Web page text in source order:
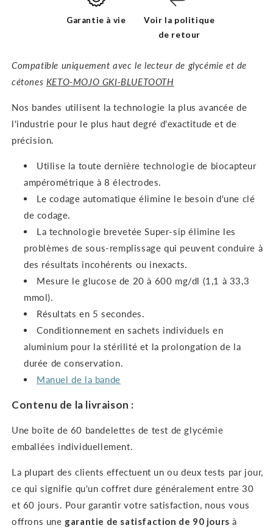
60)
de
glucose
60)
Garantie à vie
Voir la politique
de retour
Compatible uniquement avec le lecteur de glycémie et de
cétones KETO-MOJO GKI-BLUETOOTH
Nos bandes utilisent la technologie la plus avancée de
l'industrie pour le plus haut degré d'exactitude et de
précision.
Utilise la toute dernière technologie de biocapteur
ampérométrique à 8 électrodes.
Le codage automatique élimine le besoin d'une clé
de codage.
La technologie brevetée Super-sip élimine les
problèmes de sous-remplissage qui peuvent conduire à
des résultats incohérents ou inexacts.
Mesure le glucose de 20 à 600 mg/dl (1,1 à 33,3
mmol).
Résultats en 5 secondes.
Conditionnement en sachets individuels en
aluminium pour la stérilité et la prolongation de la
durée de conservation.
Manuel de la bande
Contenu de la livraison :
Une boîte de 60 bandelettes de test de glycémie
emballées individuellement.
La plupart des clients effectuent un ou deux tests par jour,
ce qui signifie qu'un coffret dure généralement entre 30
et 60 jours. Pour garantir votre satisfaction, nous vous
offrons une garantie de satisfaction de 90 jours à